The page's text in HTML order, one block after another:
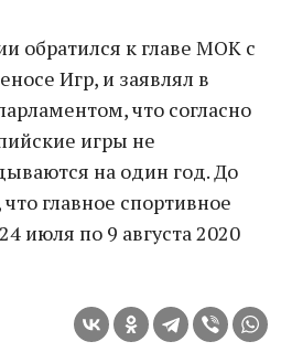
обратился к главе МОК с
Игр, и заявлял в
что согласно
игры не
на один год. До
главное спортивное
июля по 9 августа 2020